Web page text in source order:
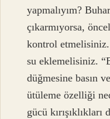
yapmalıyım?
çıkarmıyorsa,
kontrol
su eklemelisiniz.
düğmesine basın
ütüleme özelliği
gücü